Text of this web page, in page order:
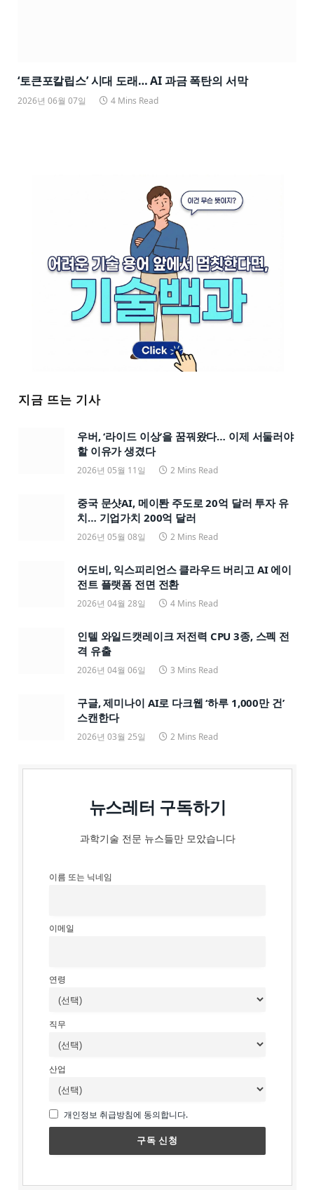
‘토큰포칼립스’ 시대 도래… AI 과금 폭탄의 서막
2026년 06월 07일 4 Mins Read
지금 뜨는 기사
우버, ‘라이드 이상’을 꿈꿔왔다… 이제 서둘러야
할 이유가 생겼다
2026년 05월 11일 2 Mins Read
중국 문샷AI, 메이퇀 주도로 20억 달러 투자 유
치… 기업가치 200억 달러
2026년 05월 08일 2 Mins Read
어도비, 익스피리언스 클라우드 버리고 AI 에이
전트 플랫폼 전면 전환
2026년 04월 28일 4 Mins Read
인텔 와일드캣레이크 저전력 CPU 3종, 스펙 전
격 유출
2026년 04월 06일 3 Mins Read
구글, 제미나이 AI로 다크웹 ‘하루 1,000만 건’
스캔한다
2026년 03월 25일 2 Mins Read
뉴스레터 구독하기
과학기술 전문 뉴스들만 모았습니다
이름 또는 닉네임
이메일
연령
직무
산업
개인정보 취급방침에 동의합니다.